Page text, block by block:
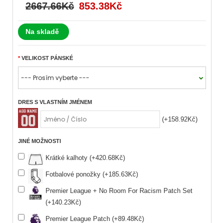
2667.66Kč 853.38Kč
Na skladě
VELIKOST PÁNSKÉ
DRES S VLASTNÍM JMÉNEM
(+158.92Kč)
JINÉ MOŽNOSTI
Krátké kalhoty (+420.68Kč)
Fotbalové ponožky (+185.63Kč)
Premier League + No Room For Racism Patch Set
(+140.23Kč)
Premier League Patch (+89.48Kč)